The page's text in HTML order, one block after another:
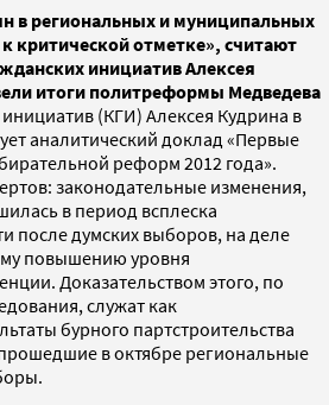
в региональных и муниципальных
критической отметке», считают
инициатив Алексея
итоги политреформы Медведева
(КГИ) Алексея Кудрина в
аналитический доклад «Первые
реформ 2012 года».
законодательные изменения,
в период всплеска
после думских выборов, на деле
повышению уровня
Доказательством этого, по
служат как
бурного партстроительства
в октябре региональные